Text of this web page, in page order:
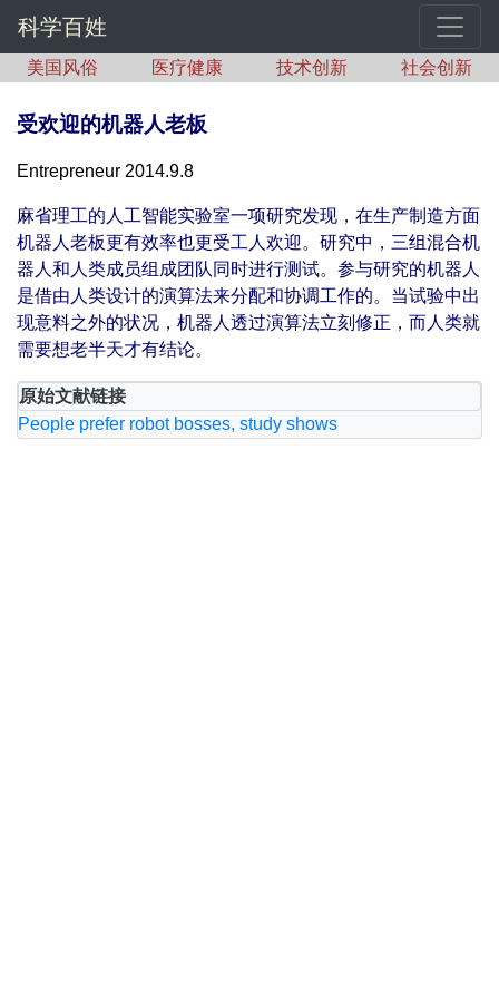
科学百姓
美国风俗 医疗健康 技术创新 社会创新
受欢迎的机器人老板
Entrepreneur 2014.9.8
麻省理工的人工智能实验室一项研究发现，在生产制造方面
机器人老板更有效率也更受工人欢迎。研究中，三组混合机
器人和人类成员组成团队同时进行测试。参与研究的机器人
是借由人类设计的演算法来分配和协调工作的。当试验中出
现意料之外的状况，机器人透过演算法立刻修正，而人类就
需要想老半天才有结论。
原始文献链接
People prefer robot bosses, study shows